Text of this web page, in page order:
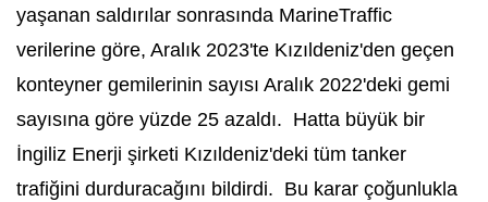
yaşanan saldırılar sonrasında MarineTraffic
verilerine göre, Aralık 2023'te Kızıldeniz'den geçen
konteyner gemilerinin sayısı Aralık 2022'deki gemi
sayısına göre yüzde 25 azaldı. Hatta büyük bir
İngiliz Enerji şirketi Kızıldeniz'deki tüm tanker
trafiğini durduracağını bildirdi. Bu karar çoğunlukla